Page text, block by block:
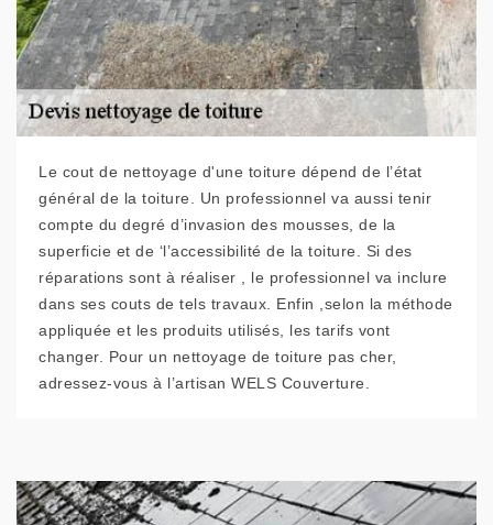
Le cout de nettoyage d'une toiture dépend de l’état
général de la toiture. Un professionnel va aussi tenir
compte du degré d’invasion des mousses, de la
superficie et de ‘l’accessibilité de la toiture. Si des
réparations sont à réaliser , le professionnel va inclure
dans ses couts de tels travaux. Enfin ,selon la méthode
appliquée et les produits utilisés, les tarifs vont
changer. Pour un nettoyage de toiture pas cher,
adressez-vous à l’artisan WELS Couverture.